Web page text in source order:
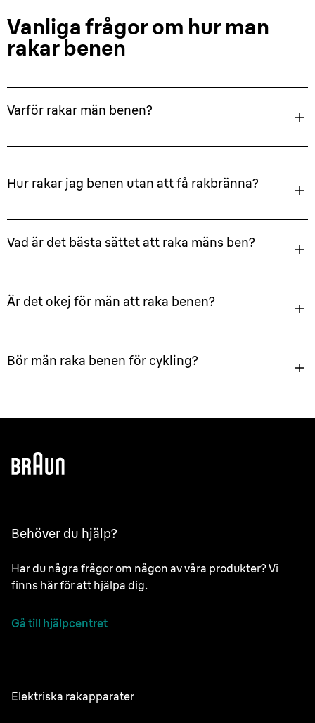
Vanliga frågor om hur man
rakar benen
Varför rakar män benen?
Hur rakar jag benen utan att få rakbränna?
Vad är det bästa sättet att raka mäns ben?
Är det okej för män att raka benen?
Bör män raka benen för cykling?
Behöver du hjälp?
Har du några frågor om någon av våra produkter? Vi
finns här för att hjälpa dig.
Gå till hjälpcentret
Elektriska rakapparater